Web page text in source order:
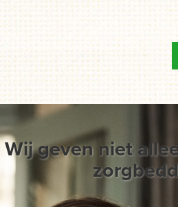
Wij geven niet